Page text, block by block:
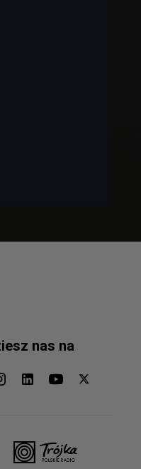
nas na